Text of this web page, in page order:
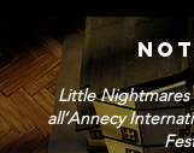
Little Nightmares
all’Annecy